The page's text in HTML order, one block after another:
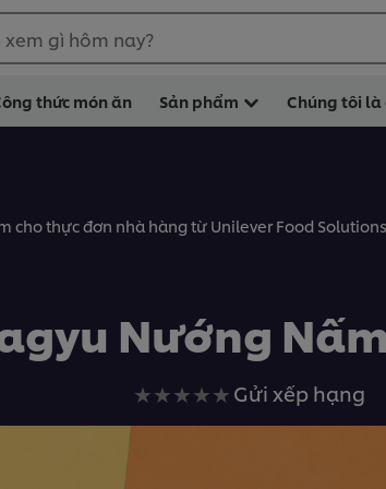
gì hôm nay?
thức món ăn Sản phẩm Chúng tôi là
cho thực đơn nhà hàng từ Unilever Food
Nướng
Không
có
Gửi xếp hạng